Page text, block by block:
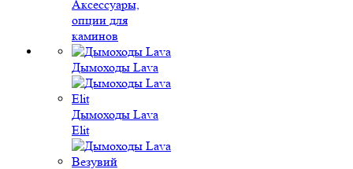
Аксессуары,
опции для
каминов
Дымоходы Lava
Дымоходы Lava
Elit